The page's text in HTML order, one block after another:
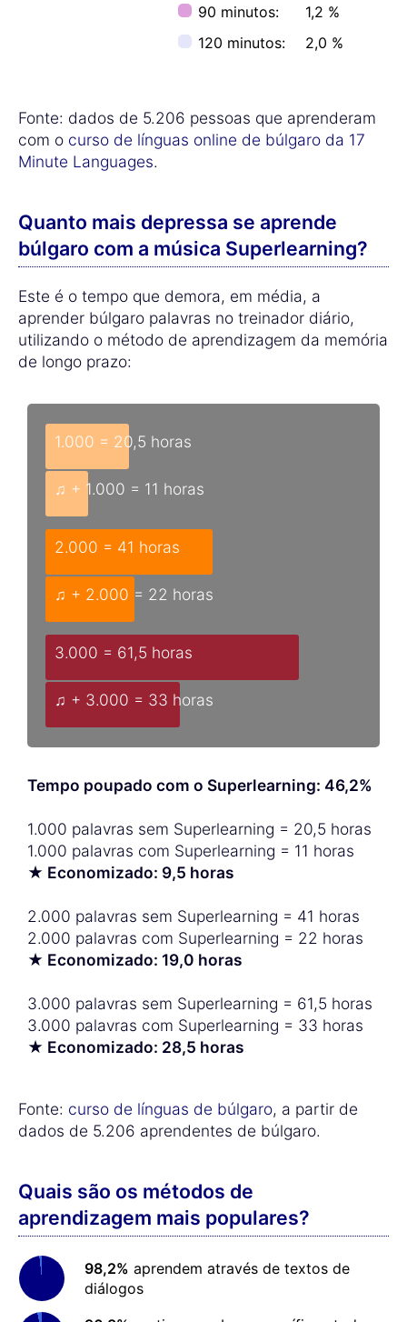
90 minutos:
1,2 %
120 minutos:
2,0 %
Fonte: dados de 5.206 pessoas que aprenderam
com o curso de línguas online de búlgaro da 17
Minute Languages.
Quanto mais depressa se aprende
búlgaro com a música Superlearning?
Este é o tempo que demora, em média, a
aprender búlgaro palavras no treinador diário,
utilizando o método de aprendizagem da memória
de longo prazo:
1.000 = 20,5 horas
♫ + 1.000 = 11 horas
2.000 = 41 horas
♫ + 2.000 = 22 horas
3.000 = 61,5 horas
♫ + 3.000 = 33 horas
Tempo poupado com o Superlearning: 46,2%
1.000 palavras sem Superlearning = 20,5 horas
1.000 palavras com Superlearning = 11 horas
★ Economizado: 9,5 horas
2.000 palavras sem Superlearning = 41 horas
2.000 palavras com Superlearning = 22 horas
★ Economizado: 19,0 horas
3.000 palavras sem Superlearning = 61,5 horas
3.000 palavras com Superlearning = 33 horas
★ Economizado: 28,5 horas
Fonte: curso de línguas de búlgaro, a partir de
dados de 5.206 aprendentes de búlgaro.
Quais são os métodos de
aprendizagem mais populares?
98,2% aprendem através de textos de
diálogos